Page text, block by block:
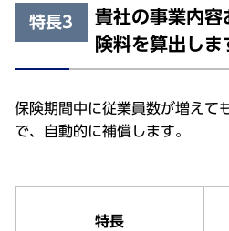
特長3
貴社の事業内容
険料を算出しま
保険期間中に従業員数が増えて
で、自動的に補償します。
特長